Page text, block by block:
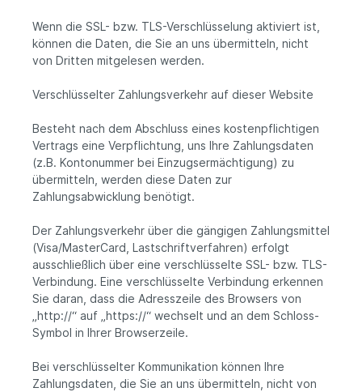
Wenn die SSL- bzw. TLS-Verschlüsselung aktiviert ist,
können die Daten, die Sie an uns übermitteln, nicht
von Dritten mitgelesen werden.
Verschlüsselter Zahlungsverkehr auf dieser Website
Besteht nach dem Abschluss eines kostenpflichtigen
Vertrags eine Verpflichtung, uns Ihre Zahlungsdaten
(z.B. Kontonummer bei Einzugsermächtigung) zu
übermitteln, werden diese Daten zur
Zahlungsabwicklung benötigt.
Der Zahlungsverkehr über die gängigen Zahlungsmittel
(Visa/MasterCard, Lastschriftverfahren) erfolgt
ausschließlich über eine verschlüsselte SSL- bzw. TLS-
Verbindung. Eine verschlüsselte Verbindung erkennen
Sie daran, dass die Adresszeile des Browsers von
„http://“ auf „https://“ wechselt und an dem Schloss-
Symbol in Ihrer Browserzeile.
Bei verschlüsselter Kommunikation können Ihre
Zahlungsdaten, die Sie an uns übermitteln, nicht von